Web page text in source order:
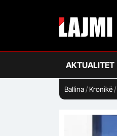
AKTUALITET
Ballina/ Kronikë/